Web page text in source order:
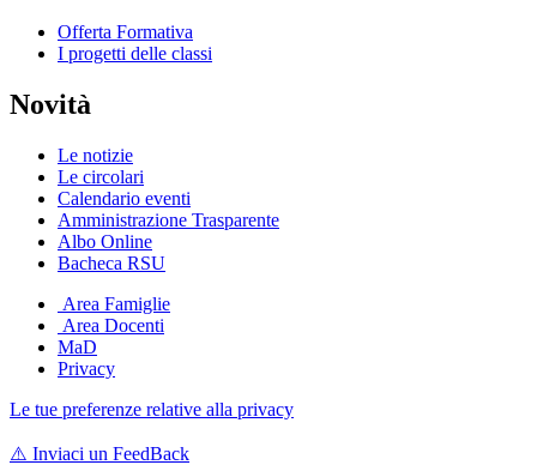
Offerta Formativa
I progetti delle classi
Novità
Le notizie
Le circolari
Calendario eventi
Amministrazione Trasparente
Albo Online
Bacheca RSU
Area Famiglie
Area Docenti
MaD
Privacy
Le tue preferenze relative alla privacy
⚠️ Inviaci un FeedBack